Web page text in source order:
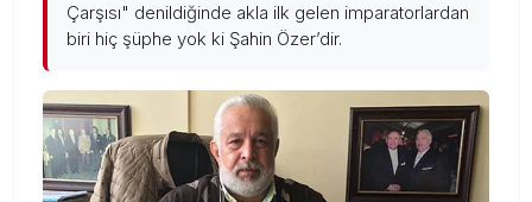
Çarşısı" denildiğinde akla ilk gelen imparatorlardan
biri hiç şüphe yok ki Şahin Özer’dir.